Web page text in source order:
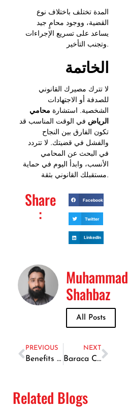
المدة تختلف باختلاف نوع
القضية، ووجود محامٍ جيد
يساعد على تسريع الإجراءات
وتجنب التأخير.
الخاتمة
لا تترك مصيرك القانوني
للصدفة أو الاجتهادات
الشخصية. استشارة محامي
الرياض في الوقت المناسب قد
تكون الفارق بين النجاح
والفشل في قضيتك. لا تتردد
في البحث عن المحامي
الأنسب، وابدأ اليوم في حماية
مستقبلك القانوني بثقة.
Share
:
Facebook
Twitter
LinkedIn
Muhammad
Shahbaz
All Posts
PREVIOUS
Benefits of Home Massage in Dubai: Ultimate Relaxation
NEXT
Baraca Capital
Related Blogs